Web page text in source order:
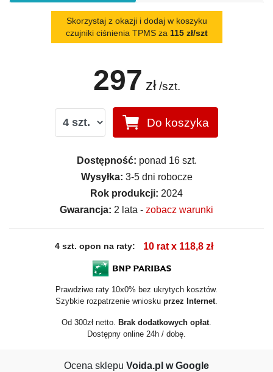
Skorzystaj z okazji i dodaj w koszyku
czujniki ciśnienia TPMS za 115 zł/szt
297 zł /szt.
Do koszyka
Dostępność: ponad 16 szt.
Wysyłka: 3-5 dni robocze
Rok produkcji: 2024
Gwarancja: 2 lata - zobacz warunki
4 szt. opon na raty: 10 rat x 118,8 zł
Prawdziwe raty 10x0% bez ukrytych kosztów.
Szybkie rozpatrzenie wniosku przez Internet
Od 300zł netto. Brak dodatkowych opłat
Dostępny online 24h / dobę.
Ocena sklepu Voida.pl w Google